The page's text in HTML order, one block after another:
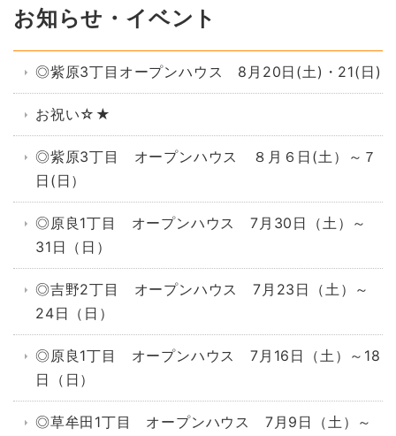
お知らせ・イベント
◎紫原3丁目オープンハウス 8月20日(土)・21(日)
お祝い☆★
◎紫原3丁目 オープンハウス ８月６日(土）～７
日(日）
◎原良1丁目 オープンハウス 7月30日（土）～
31日（日）
◎吉野2丁目 オープンハウス 7月23日（土）～
24日（日）
◎原良1丁目 オープンハウス 7月16日（土）～18
日（日）
◎草牟田1丁目 オープンハウス 7月9日（土）～